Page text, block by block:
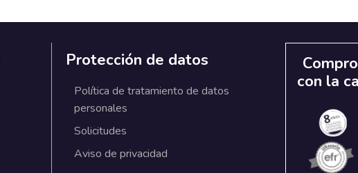
Protección de datos
Política de tratamiento de datos
personales
Solicitudes
Aviso de privacidad
con la